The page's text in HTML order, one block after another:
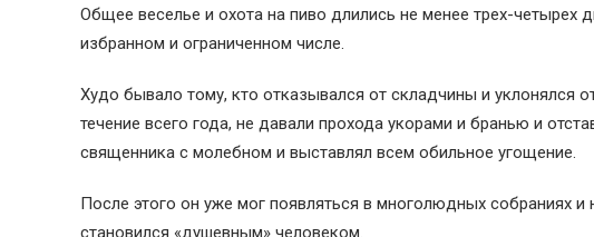
Общее веселье и охота на пиво длились не менее трех-четырех
избранном и ограниченном числе.
Худо бывало тому, кто отказывался от складчины и уклонялся
течение всего года, не давали прохода укорами и бранью и
священника с молебном и выставлял всем обильное угощение.
После этого он уже мог появляться в многолюдных собраниях
становился «душевным» человеком.